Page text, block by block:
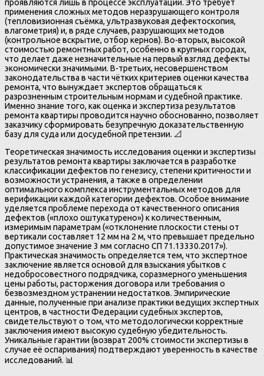
проявляются лишь в процессе эксплуатации. Это требует
применения сложных методов неразрушающего контроля
(тепловизионная съёмка, ультразвуковая дефектоскопия,
влагометрия) и, в ряде случаев, разрушающих методов
(контрольное вскрытие, отбор кернов). Во-вторых, высокой
стоимостью ремонтных работ, особенно в крупных городах,
что делает даже незначительные на первый взгляд дефекты
экономически значимыми. В-третьих, несовершенством
законодательства в части чётких критериев оценки качества
ремонта, что вынуждает экспертов обращаться к
разрозненным строительным нормам и судебной практике.
Именно знание того, как оценка и экспертиза результатов
ремонта квартиры проводится научно обоснованно, позволяет
заказчику сформировать безупречную доказательственную
базу для суда или досудебной претензии. 📐
Теоретическая значимость исследования оценки и экспертизы
результатов ремонта квартиры заключается в разработке
классификации дефектов по генезису, степени критичности и
возможности устранения, а также в определении
оптимального комплекса инструментальных методов для
верификации каждой категории дефектов. Особое внимание
уделяется проблеме перехода от качественного описания
дефектов («плохо оштукатурено») к количественным,
измеримым параметрам («отклонение плоскости стены от
вертикали составляет 12 мм на 2 м, что превышает предельно
допустимое значение 3 мм согласно СП 71.13330.2017»).
Практическая значимость определяется тем, что экспертное
заключение является основой для взыскания убытков с
недобросовестного подрядчика, соразмерного уменьшения
цены работы, расторжения договора или требования о
безвозмездном устранении недостатков. Эмпирические
данные, полученные при анализе практики ведущих экспертных
центров, в частности Федерации судебных экспертов,
свидетельствуют о том, что методологически корректные
заключения имеют высокую судебную убедительность.
Уникальные гарантии (возврат 200% стоимости экспертизы в
случае её оспаривания) подтверждают уверенность в качестве
исследований. 📊